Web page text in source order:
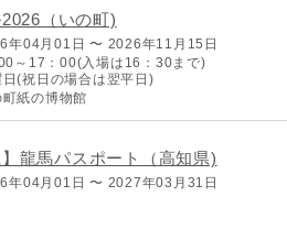
（いの町)
年04月01日 〜 2026年11月15日
～17：00(入場は16：30まで)
(祝日の場合は翌平日)
紙の博物館
】龍馬パスポート（高知県)
年04月01日 〜 2027年03月31日